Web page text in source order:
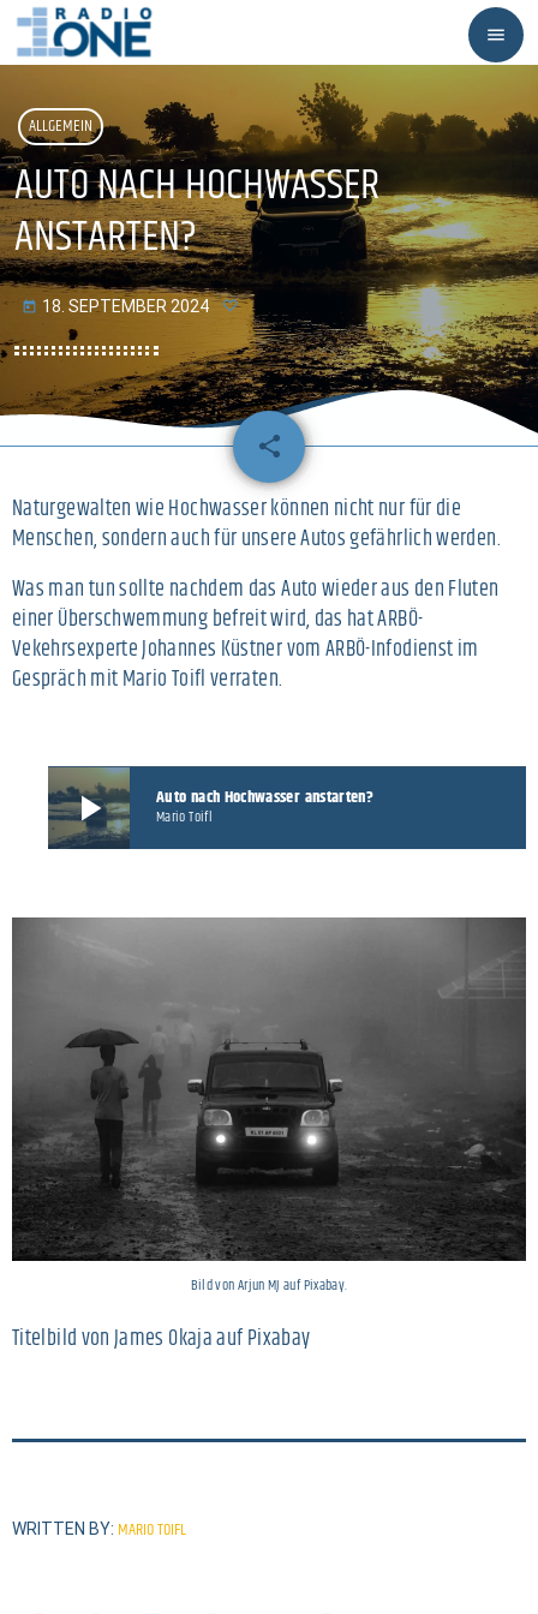
menu
ALLGEMEIN
AUTO NACH HOCHWASSER
ANSTARTEN?
today 18. SEPTEMBER 2024
share
email
Naturgewalten wie Hochwasser können nicht nur für die
Menschen, sondern auch für unsere Autos gefährlich werden.
Was man tun sollte nachdem das Auto wieder aus den Fluten
einer Überschwemmung befreit wird, das hat ARBÖ-
Vekehrsexperte Johannes Küstner vom ARBÖ-Infodienst im
Gespräch mit Mario Toifl verraten.
play_arrow Auto nach Hochwasser anstarten?
Mario Toifl
Bild von Arjun MJ auf Pixabay.
Titelbild von James Okaja auf Pixabay
WRITTEN BY: MARIO TOIFL